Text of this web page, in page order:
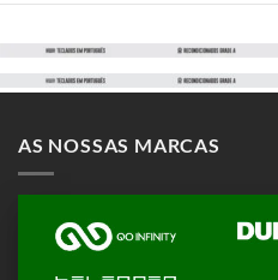
AS NOSSAS MARCAS